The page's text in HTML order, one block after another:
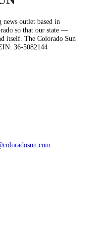
outlet based in
so that our state —
itself. The Colorado Sun
36-5082144